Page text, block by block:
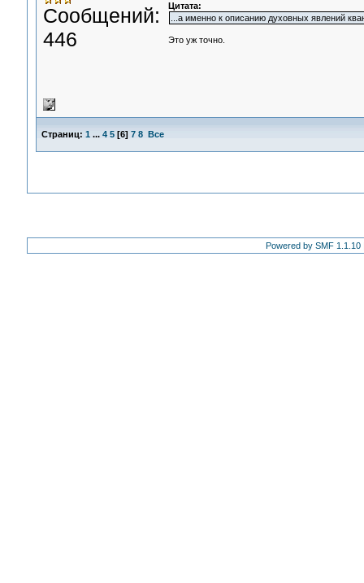
Сообщений:
446
Цитата:
...а именно к описанию духовных явлений
Это уж точно.
Страниц: 1 ... 4 5[6] 7 8 Все
Powered by SMF 1.1.10